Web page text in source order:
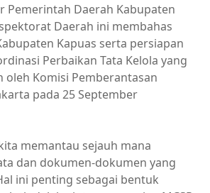
Pemerintah Daerah Kabupaten
Daerah ini membahas
Kapuas serta persiapan
Perbaikan Tata Kelola yang
oleh Komisi Pemberantasan
pada 25 September
memantau sejauh mana
dan dokumen-dokumen yang
ini penting sebagai bentuk